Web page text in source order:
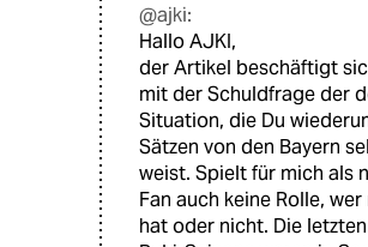
@ajki:
Hallo AJKI,
der Artikel beschäftigt
mit der Schuldfrage der
Situation, die Du
Sätzen von den Bayern
weist. Spielt für mich als
Fan auch keine Rolle,
hat oder nicht. Die